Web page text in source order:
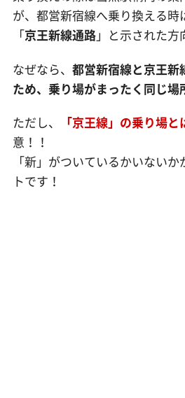
が、都営新宿線へ乗り換える時
「京王新線通路」と示された方
なぜなら、 都営新宿線と京王新
ため、乗り場がまったく同じ場
ただし、
「京王線」の乗り場
意！！
「新」がついているかいない
トです！